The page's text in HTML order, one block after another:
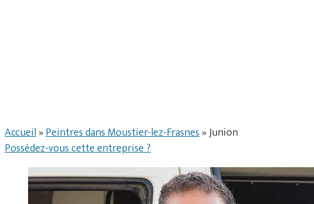
Accueil»Peintres dans Moustier-lez-Frasnes»Junion
Possédez-vous cette entreprise ?